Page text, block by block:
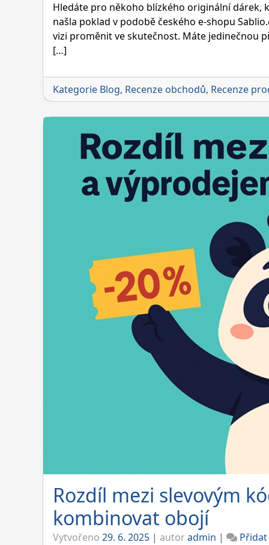
Hledáte pro někoho blízkého originální dárek,
našla poklad v podobě českého e-shopu
vizi proměnit ve skutečnost. Máte jedinečnou
[…]
Kategorie Blog, Recenze obchodů, Recenze
Rozdíl mezi slevovým
kombinovat obojí
Vytvořeno 29. 6. 2025 | autoradmin |